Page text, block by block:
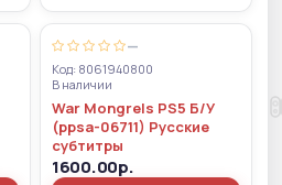
—
Код: 8061940800
В наличии
War Mongrels PS5 Б/У
(ppsa-06711) Русские
субтитры
1600.00р.